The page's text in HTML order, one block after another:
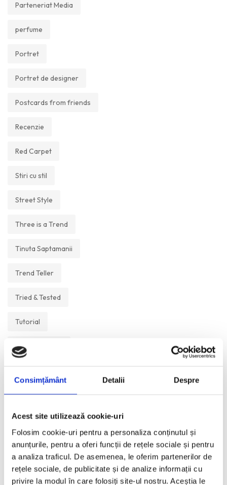
Consimțământ Detalii Despre
Acest site utilizează cookie-uri
Folosim cookie-uri pentru a personaliza conținutul și
anunțurile, pentru a oferi funcții de rețele sociale și pentru
a analiza traficul. De asemenea, le oferim partenerilor de
rețele sociale, de publicitate și de analize informații cu
privire la modul în care folosiți site-ul nostru. Aceștia le
Parteneriat Media
perfume
Portret
Portret de designer
Postcards from friends
Recenzie
Red Carpet
Stiri cu stil
Street Style
Three is a Trend
Tinuta Saptamanii
Trend Teller
Tried & Tested
Tutorial
Un Muzeu Pe Zi
Visual Postcards
We like
ANI: